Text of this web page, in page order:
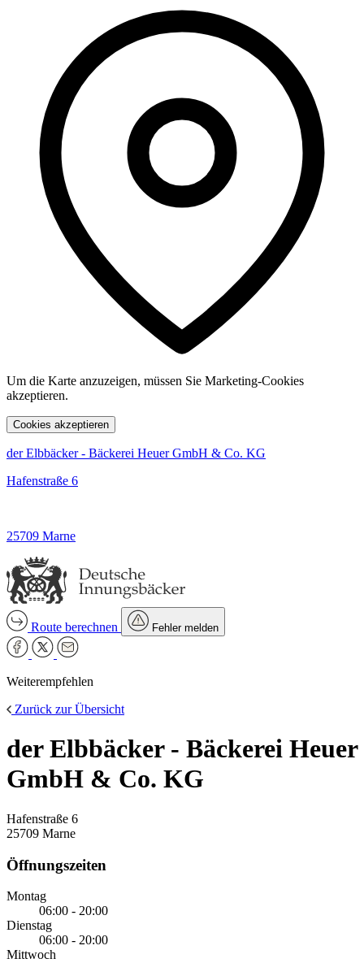
Um die Karte anzuzeigen, müssen Sie Marketing-Cookies
akzeptieren.
Cookies akzeptieren
der Elbbäcker - Bäckerei Heuer GmbH & Co. KG
Hafenstraße 6
25709 Marne
Route berechnen Fehler melden
Weiterempfehlen
Zurück zur Übersicht
der Elbbäcker - Bäckerei Heuer
GmbH & Co. KG
Hafenstraße 6
25709 Marne
Öffnungszeiten
Montag
06:00 - 20:00
Dienstag
06:00 - 20:00
Mittwoch